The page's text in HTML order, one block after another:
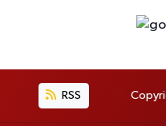
RSS